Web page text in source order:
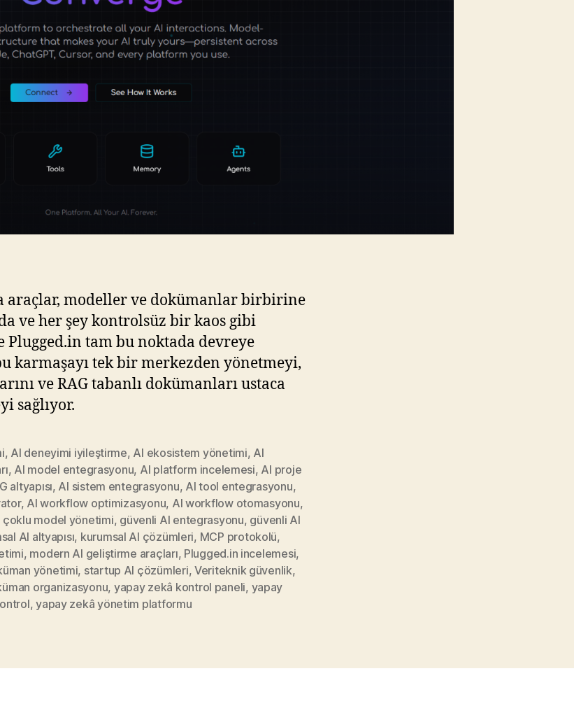
araçlar, modeller ve dokümanlar birbirine
ve her şey kontrolsüz bir kaos gibi
Plugged.in tam bu noktada devreye
karmaşayı tek bir merkezden yönetmeyi,
ve RAG tabanlı dokümanları ustaca
sağlıyor.
, AI deneyimi iyileştirme, AI ekosistem yönetimi, AI
, AI model entegrasyonu, AI platform incelemesi, AI proje
altyapısı, AI sistem entegrasyonu, AI tool entegrasyonu,
, AI workflow optimizasyonu, AI workflow otomasyonu,
çoklu model yönetimi, güvenli AI entegrasyonu, güvenli AI
AI altyapısı, kurumsal AI çözümleri, MCP protokolü,
, modern AI geliştirme araçları, Plugged.in incelemesi,
yönetimi, startup AI çözümleri, Veriteknik güvenlik,
organizasyonu, yapay zekâ kontrol paneli, yapay
,yapay zekâ yönetim platformu